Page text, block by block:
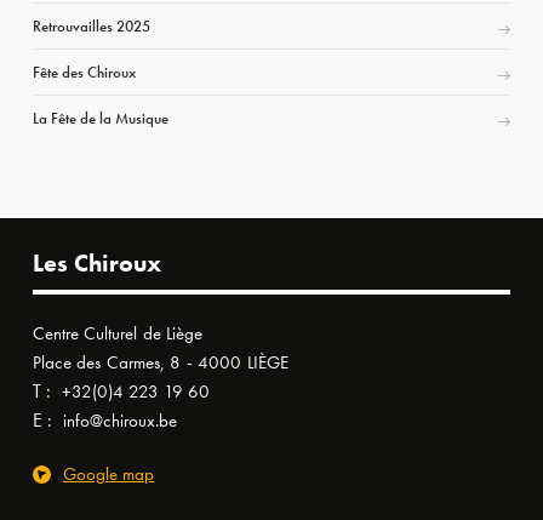
Retrouvailles 2025
Fête des Chiroux
La Fête de la Musique
Les Chiroux
Centre Culturel de Liège
Place des Carmes, 8 - 4000 LIÈGE
T : +32(0)4 223 19 60
E : info@chiroux.be
Google map